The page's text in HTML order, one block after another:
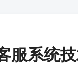
服系统